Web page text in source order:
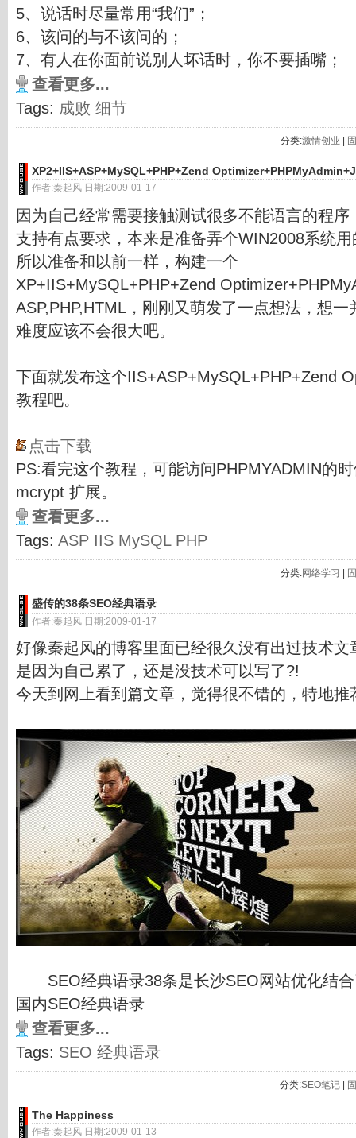
5、说话时尽量常用“我们”；
6、该问的与不该问的；
7、有人在你面前说别人坏话时，你不要插嘴；
查看更多...
Tags: 成败 细节
分类:激情创业
XP2+IIS+ASP+MySQL+PHP+Zend
作者:秦起风 日期:2009-01-17
因为自己经常需要接触测试很多不能语言的程
支持有点要求，本来是准备弄个WIN2008系统
所以准备和以前一样，构建一个
XP+IIS+MySQL+PHP+Zend
ASP,PHP,HTML，刚刚又萌发了一点想法，想
难度应该不会很大吧。
下面就发布这个IIS+ASP+MySQL+PHP+Zend
教程吧。
点击下载
PS:看完这个教程，可能访问PHPMYADMIN的
mcrypt 扩展。
查看更多...
Tags: ASP IIS MySQL PHP
分类:网络学习
盛传的38条SEO经典语录
作者:秦起风 日期:2009-01-17
好像秦起风的博客里面已经很久没有出过技术文
是因为自己累了，还是没技术可以写了?!
今天到网上看到篇文章，觉得很不错的，特地推
SEO经典语录38条是长沙SEO网站优化结合
国内SEO经典语录
查看更多...
Tags: SEO 经典语录
分类:SEO笔记
The Happiness
作者:秦起风 日期:2009-01-13